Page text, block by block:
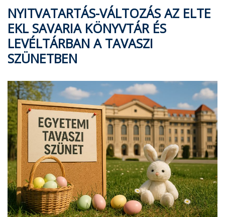
NYITVATARTÁS-VÁLTOZÁS AZ ELTE
EKL SAVARIA KÖNYVTÁR ÉS
LEVÉLTÁRBAN A TAVASZI
SZÜNETBEN